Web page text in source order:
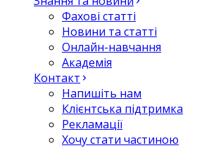
Фахові статті
Новини та статті
Онлайн-навчання
Академія
Контакт
Напишіть нам
Клієнтська підтримка
Рекламації
Хочу стати частиною